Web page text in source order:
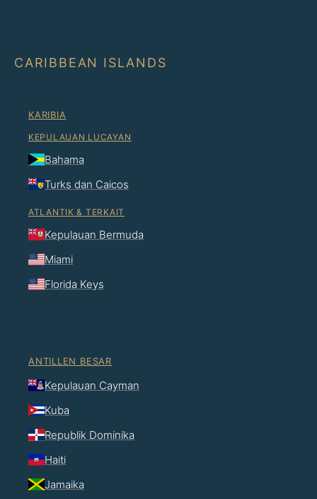
CARIBBEAN ISLANDS
KARIBIA
KEPULAUAN LUCAYAN
Bahama
Turks dan Caicos
ATLANTIK & TERKAIT
Kepulauan Bermuda
Miami
Florida Keys
ANTILLEN BESAR
Kepulauan Cayman
Kuba
Republik Dominika
Haiti
Jamaika